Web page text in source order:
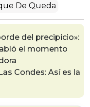
De Queda
del precipicio»:
el momento
Condes: Así es la